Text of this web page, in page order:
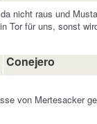
nicht raus und
Tor für uns, sonst
Conejero
von Mertesacker